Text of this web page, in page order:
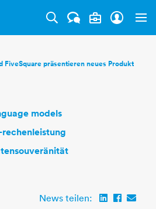
FiveSquare präsentieren neues Produkt
models
News teilen: